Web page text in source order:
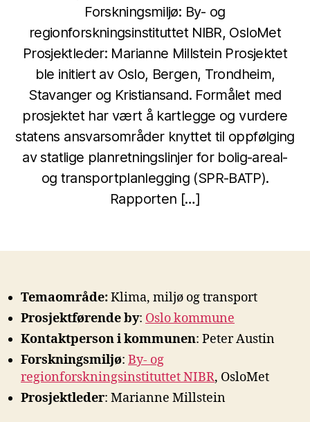
Forskningsmiljø: By- og
regionforskningsinstituttet NIBR, OsloMet
Prosjektleder: Marianne Millstein Prosjektet
ble initiert av Oslo, Bergen, Trondheim,
Stavanger og Kristiansand. Formålet med
prosjektet har vært å kartlegge og vurdere
statens ansvarsområder knyttet til oppfølging
av statlige planretningslinjer for bolig-areal-
og transportplanlegging (SPR-BATP).
Rapporten […]
Temaområde:Klima, miljø og transport
Prosjektførende by: Oslo kommune
Kontaktperson i kommunen: Peter Austin
Forskningsmiljø: By- og
regionforskningsinstituttet NIBR, OsloMet
Prosjektleder: Marianne Millstein